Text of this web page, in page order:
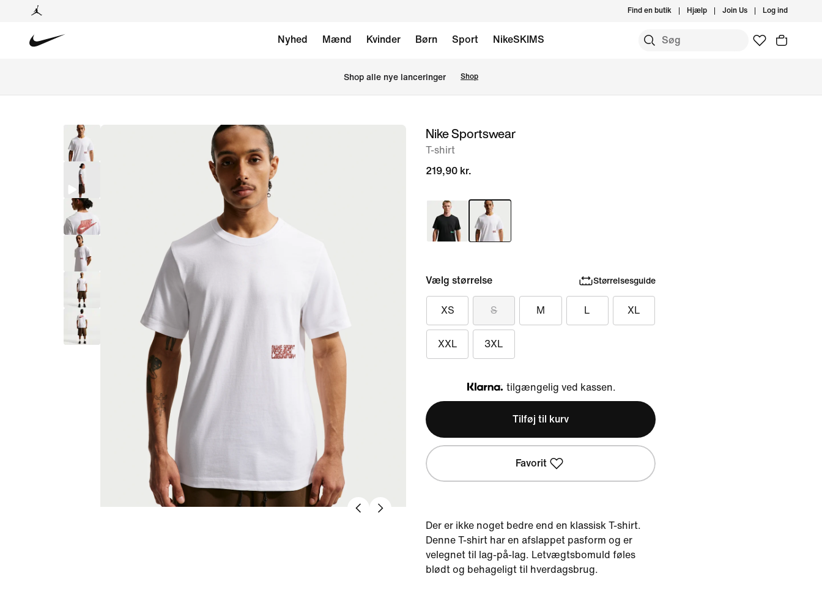
Find en butik Hjælp Join Us Log ind
Nyhed Mænd Kvinder Børn Sport NikeSKIMS
Shop alle nye lanceringer Shop
billedeNike Sportswear
T-shirt
219,90 kr.
Vælg størrelse Størrelsesguide
XS S M L XL
XXL 3XL
Klarna
tilgængelig ved kassen.
Tilføj til kurv
Favorit
Der er ikke noget bedre end en klassisk T-shirt.
Denne T-shirt har en afslappet pasform og er
velegnet til lag-på-lag. Letvægtsbomuld føles
blødt og behageligt til hverdagsbrug.